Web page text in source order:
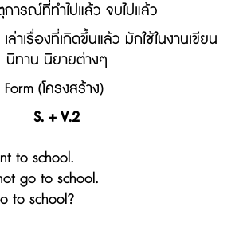
การณ์ที่ทำไปแล้ว จบไปแล้ว
าเรื่องที่เกิดขึ้นแล้ว มักใช้ในงานเขียน
นิทาน นิยายต่างๆ
Form (โครงสร้าง)
S. + V.2
to school.
go to school.
to school?